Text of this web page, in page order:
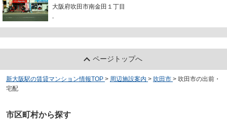
大阪府吹田市南金田１丁目
-
ページトップへ
新大阪駅の賃貸マンション情報TOP > 周辺施設案内 > 吹田市 > 吹田市の出前・
宅配
市区町村から探す